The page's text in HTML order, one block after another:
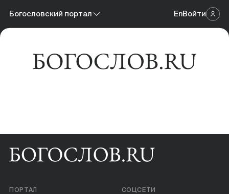
Богословский портал
Богословский портал
EnВойти
Новости
Научные инструменты
ПОРТАЛ СОЦСЕТИ